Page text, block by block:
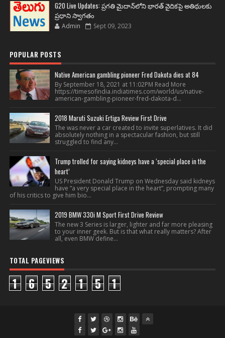
G20 Live Updates: ప్రగతి మైదాన్‌లోని భారత్ వైదికపై అతిథులకు
ప్రధాని స్వాగతం
Admin Sept 09, 2023
POPULAR POSTS
Native American gambling pioneer Fred Dakota dies at 84
By September 18, 2021 at 11:02PM Read More
https://timesofindia.indiatimes.com/world/us/native-
american-gambling-pioneer-fred-dakota-d...
2018 Maruti Suzuki Ertiga Review First Drive
The was never a car created to invite superlatives. It did
absolutely nothing in a spectacular fashion, but still
struggled to find any...
Trump trolled for saying kidneys have a ‘special place in the
heart’
US President Donald Trump on Wednesday said kidneys
have “a very special place in the heart”, prompting many
of his critics to give him bio...
2019 BMW 330i M Sport First Drive Review
The new 3 Series is larger, lighter and far more pleasing
to your inner geek. But is that what really matters? After
all, even BMW define...
TOTAL PAGEVIEWS
1 6 5 2 1 5 1